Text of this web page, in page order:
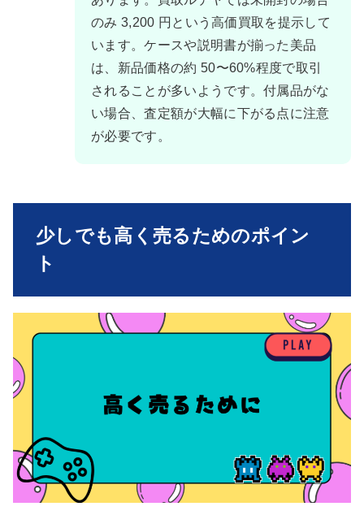
のみ 3,200 円という高価買取を提示して
います。ケースや説明書が揃った美品
は、新品価格の約 50〜60%程度で取引
されることが多いようです。付属品がな
い場合、査定額が大幅に下がる点に注意
が必要です。
少しでも高く売るためのポイン
ト